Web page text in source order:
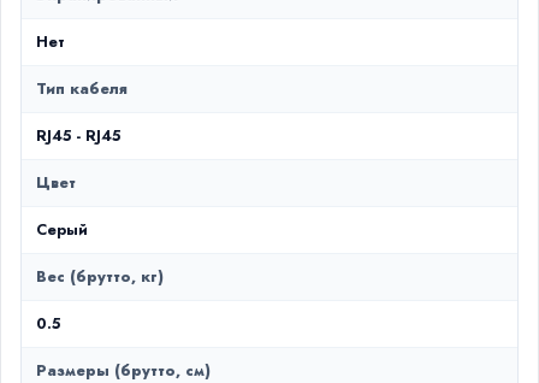
Нет
Тип кабеля
RJ45 - RJ45
Цвет
Серый
Вес (брутто, кг)
0.5
Размеры (брутто, см)